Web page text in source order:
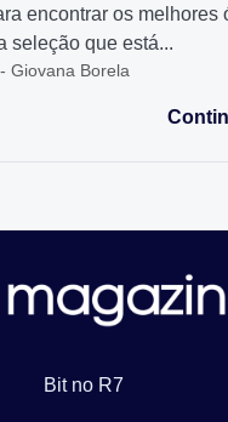
encontrar os melhores
seleção que está...
Giovana Borela
Bit no R7